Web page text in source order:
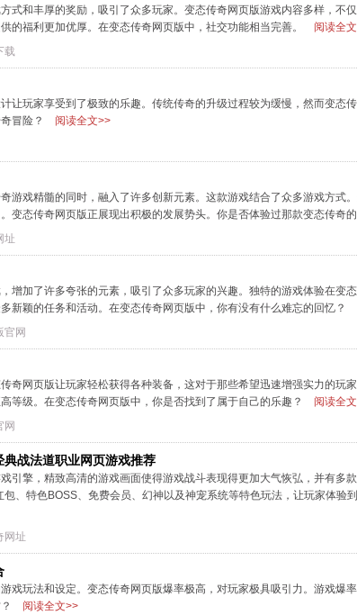
式和丰厚的奖励，吸引了众多玩家。变态传奇网页版游戏内容多样，不
的福利更加优厚。在变态传奇网页版中，社交功能相当完善。
阅读全
载
让玩家享受到了极致的乐趣。传统传奇的升级过程较为缓慢，然而变态
冒险？
阅读全文>>
游戏精髓的同时，融入了许多创新元素。这款游戏结合了众多游戏方式
变态传奇网页版正展现出积极的发展势头。你是否体验过那款变态传奇
址
增加了许多夸张的元素，吸引了众多玩家的兴趣。独特的游戏体验在变
新颖的任务和活动。在变态传奇网页版中，你有没有什么难忘的回忆？
官网
奇网页版让玩家轻松获得各种装备，这对于那些希望迅速增强实力的玩
等级。在变态传奇网页版中，你是否找到了属于自己的乐趣？
阅读全
网
战法道职业网页游戏推荐
引擎，精致高清的游戏画面使得游戏战斗表现得更加大气恢弘，并有多
、特色BOSS、免费会员、幻神以及神宠系统等特色玩法，让玩家体验
网址
戏玩法和设定。变态传奇网页版爆率极高，对玩家极具吸引力。游戏爆
阅读全文>>